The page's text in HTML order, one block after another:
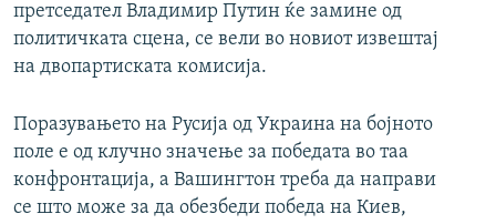
претседател Владимир Путин ќе замине од
политичката сцена, се вели во новиот извештај
на двопартиската комисија.
Поразувањето на Русија од Украина на бојното
поле е од клучно значење за победата во таа
конфронтација, а Вашингтон треба да направи
се што може за да обезбеди победа на Киев,